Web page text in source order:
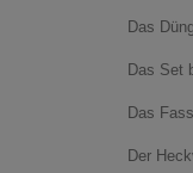
Das
Das Set
Das
Der